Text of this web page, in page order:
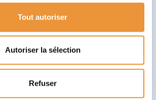
Tout autoriser
Autoriser la sélection
Refuser
l’imagination
ou un silence, et c’est précisément
les directives et les distractions
de l’enfant est libre de
questionner, d’explorer
que naissent les idées les plus